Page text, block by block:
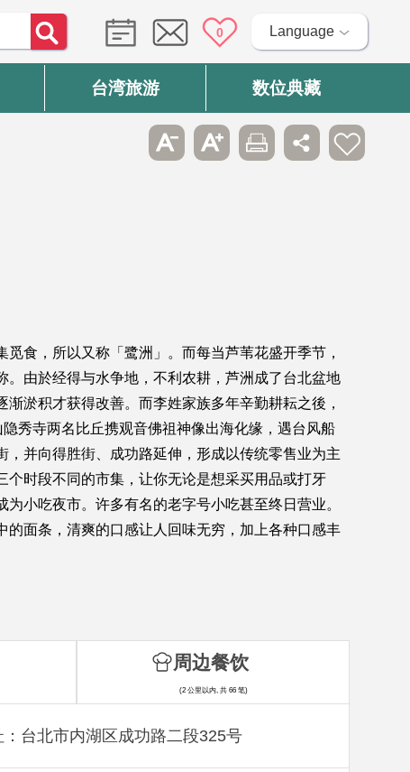
0 Language
台湾旅游 数位典藏
食，所以又称「鹭洲」。而每当芦苇花盛开季节，
由於经得与水争地，不利农耕，芦洲成了台北盆地
淤积才获得改善。而李姓家族多年辛勤耕耘之後，
秀寺两名比丘携观音佛祖神像出海化缘，遇台风船
并向得胜街、成功路延伸，形成以传统零售业为主
时段不同的市集，让你无论是想采买用品或打牙
小吃夜市。许多有名的老字号小吃甚至终日营业。
面条，清爽的口感让人回味无穷，加上各种口感丰
：台北市内湖区成功路二段325号
周边餐饮
(2 公里以内, 共 66 笔)